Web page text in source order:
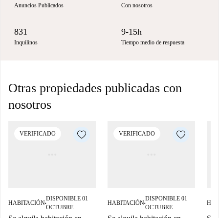
Anuncios Publicados Con nosotros
831
Inquilinos
9-15h
Tiempo medio de respuesta
Otras propiedades publicadas con
nosotros
VERIFICADO
HABITACIÓN■
DISPONIBLE 01
OCTUBRE
VERIFICADO
HABITACIÓN■
DISPONIBLE 01
OCTUBRE